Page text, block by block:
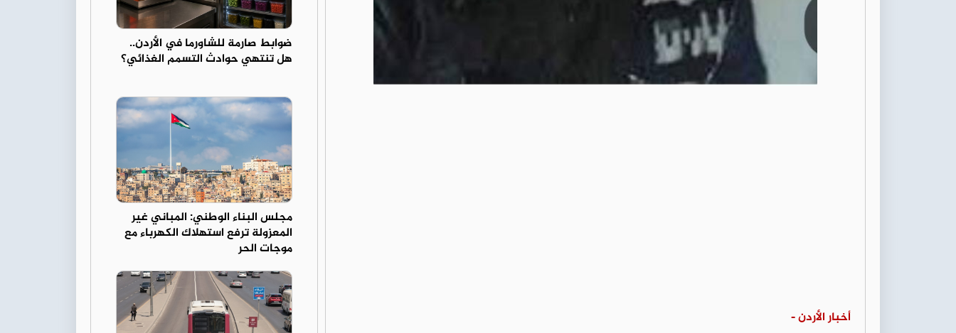
أخبار الأردن -
ضوابط صارمة للشاورما في الأردن..
هل تنتهي حوادث التسمم الغذائي؟
مجلس البناء الوطني: المباني غير
المعزولة ترفع استهلاك الكهرباء مع
موجات الحر